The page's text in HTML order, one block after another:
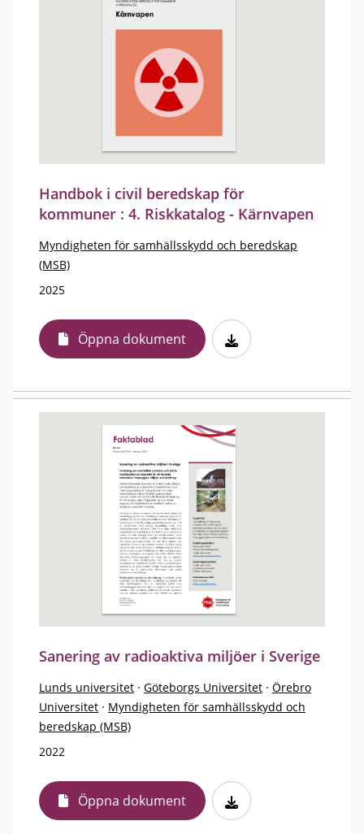
Handbok i civil beredskap för
kommuner : 4. Riskkatalog - Kärnvapen
Myndigheten för samhällsskydd och beredskap
(MSB)
2025
Öppna dokument
Sanering av radioaktiva miljöer i Sverige
Lunds universitet · Göteborgs Universitet · Örebro
Universitet · Myndigheten för samhällsskydd och
beredskap (MSB)
2022
Öppna dokument